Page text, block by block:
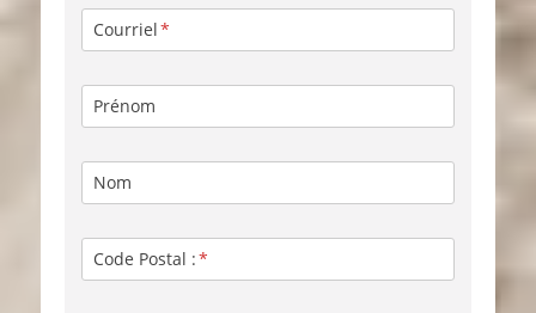
Courriel
Prénom
Nom
Code Postal :